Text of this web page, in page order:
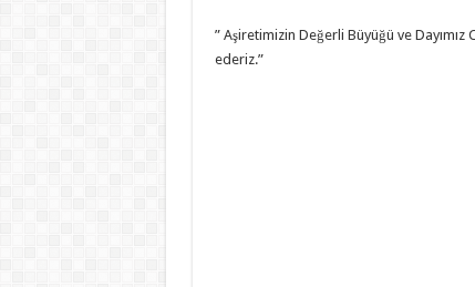
” Aşiretimizin Değerli Büyüğü ve Dayımız
ederiz.”